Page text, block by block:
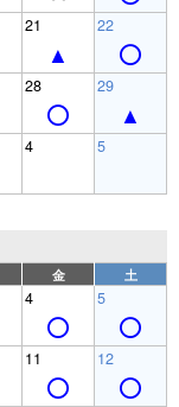
21 22
28 29
4 5
金 土
4 5
11 12